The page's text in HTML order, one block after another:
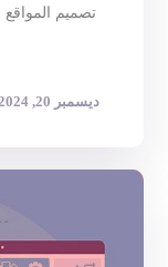
ديسمبر 20, 2024
تصميم المواقع